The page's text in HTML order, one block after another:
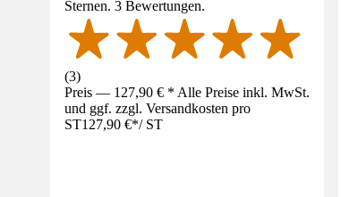
Sternen. 3 Bewertungen.
(3)
Preis — 127,90 € * Alle Preise inkl. MwSt.
und ggf. zzgl. Versandkosten pro
ST127,90 €*/ ST